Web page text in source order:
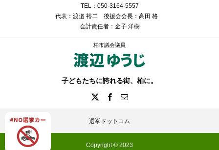
TEL：050-3164-5557
代表：渡邉 裕二 後援会会長：高田 格
会計責任者：金子 洋樹
柏市議会議員
子どもたちに誇れる街、柏に。
選挙ドットコム
Copyright © 2023